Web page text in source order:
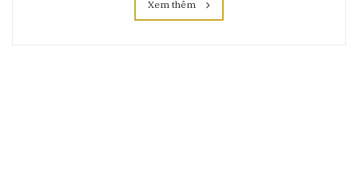
Xem thêm